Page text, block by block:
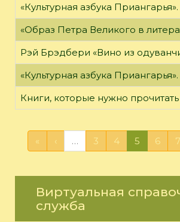
«Культурная азбука
«Образ Петра Великого в
Рэй Брэдбери «Вино из
«Культурная азбука
Книги, которые нужно
« ‹ … 3 4 5 6 7
Виртуальная
служба